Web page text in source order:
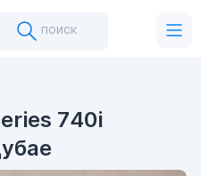
поиск
740i